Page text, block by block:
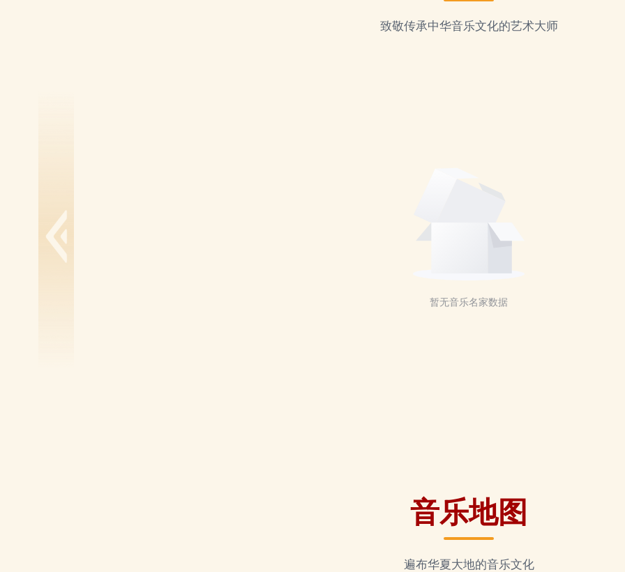
致敬传承中华音乐文化的艺术大师
暂无音乐名家数据
音乐地图
遍布华夏大地的音乐文化